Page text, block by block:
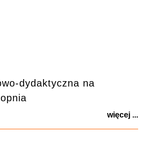
dydaktyczna na
więcej ...